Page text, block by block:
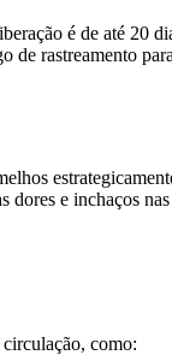
é de até 20
rastreamento
e inchaços
como: